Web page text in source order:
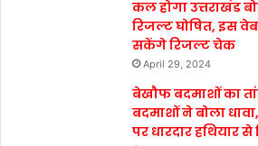
कल होगा उत्तराखंड
रिजल्ट घोषित, इस
सकेंगे रिजल्ट चेक
April 29, 2024
बेखौफ बदमाशों का
बदमाशों ने बोला
पर धारदार हथियार